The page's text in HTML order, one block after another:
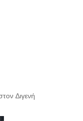
Διγενή